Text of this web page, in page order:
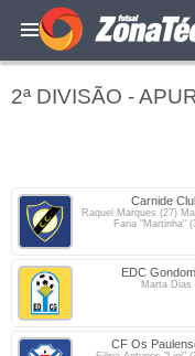
2ª DIVISÃO -
Carnide
Raquel Marques (27)
Faria "Martinha"
EDC
Marta Dias
CF Os